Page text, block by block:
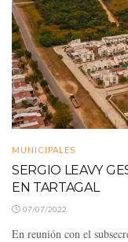
MUNICIPALES
SERGIO LEAVY
EN TARTAGAL
07/07/2022
En reunión con el